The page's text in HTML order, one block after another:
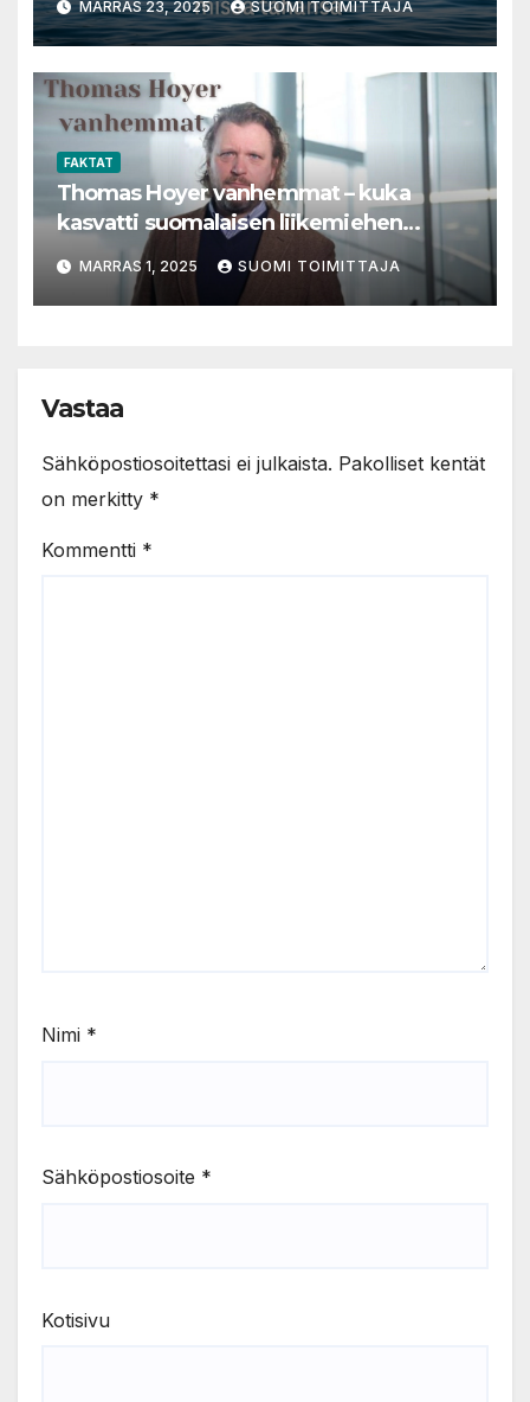
MARRAS 23, 2025 SUOMI TOIMITTAJA
FAKTAT
Thomas Hoyer vanhemmat – kuka
kasvatti suomalaisen liikemiehen
menestykseen?
MARRAS 1, 2025 SUOMI TOIMITTAJA
Vastaa
Sähköpostiosoitettasi ei julkaista. Pakolliset kentät
on merkitty *
Kommentti *
Nimi *
Sähköpostiosoite *
Kotisivu